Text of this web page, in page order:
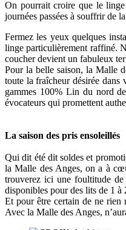
On pourrait croire que le
journées passées à souffrir de
Fermez les yeux quelques
linge particulièrement raffiné.
coucher devient un fabuleux
Pour la belle saison, la Malle
toute la fraîcheur désirée
gammes 100% Lin du nord
évocateurs qui promettent
La saison des pris ensoleillés
Qui dit été dit soldes et
la Malle des Anges, on a à
trouverez ici une foultitude
disponibles pour des lits de 1
Et pour être certain de ne rien
Avec la Malle des Anges,